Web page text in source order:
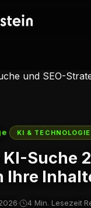
KI & TECHNOLOGIE
KI-Suche
Ihre
· 4 Min. Lesezeit·